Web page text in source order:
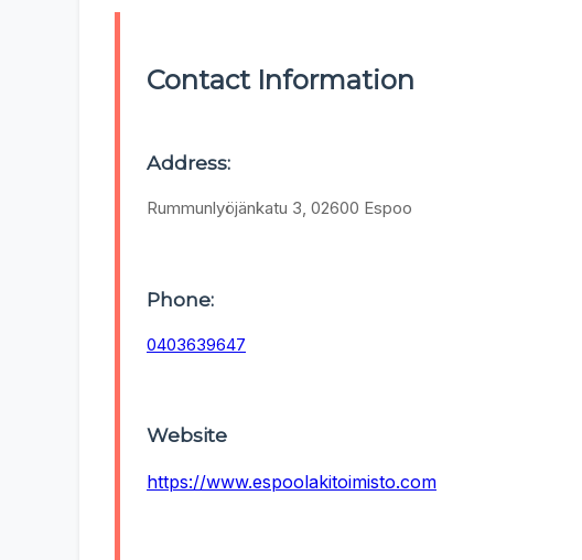
Contact Information
Address:
Rummunlyöjänkatu 3, 02600 Espoo
Phone:
0403639647
Website
https://www.espoolakitoimisto.com